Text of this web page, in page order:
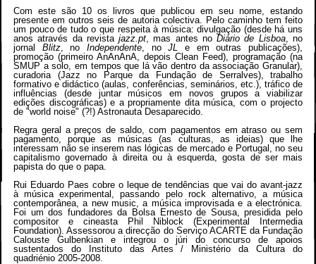
Com este são 10 os livros que publicou em seu nome, estando
presente em outros seis de autoria colectiva. Pelo caminho tem feito
um pouco de tudo o que respeita à música: divulgação (desde há uns
anos através da revistajazz.pt , mas antes noDiário de Lisboa, no
jornal Blitz, noIndependente , noJL
e em outras publicações),
promoção (primeiro AnAnAnA, depois Clean Feed), programação (na
SMUP a solo, em tempos que lá vão dentro da associação Granular),
curadoria (Jazz no Parque da Fundação de Serralves), trabalho
formativo e didáctico (aulas, conferências, seminários, etc.), tráfico de
influências (desde juntar músicos em novos grupos a viabilizar
edições discográficas) e a propriamente dita música, com o projecto
de "world noise" (?!) Astronauta Desaparecido.
Regra geral a preços de saldo, com pagamentos em atraso ou sem
pagamento, porque as músicas (as culturas, as ideias) que lhe
interessam não se inserem nas lógicas de mercado e Portugal, no seu
capitalismo governado à direita ou à esquerda, gosta de ser mais
papista do que o papa.
Rui Eduardo Paes cobre o leque de tendências que vai do avant-jazz
à música experimental, passando pelo rock alternativo, a música
contemporânea, a new music, a música improvisada e a electrónica.
Foi um dos fundadores da Bolsa Ernesto de Sousa, presidida pelo
compositor e cineasta Phil Niblock (Experimental Intermedia
Foundation). Assessorou a direcção do Serviço ACARTE da Fundação
Calouste Gulbenkian e integrou o júri do concurso de apoios
sustentados do Instituto das Artes / Ministério da Cultura do
quadriénio 2005-2008.